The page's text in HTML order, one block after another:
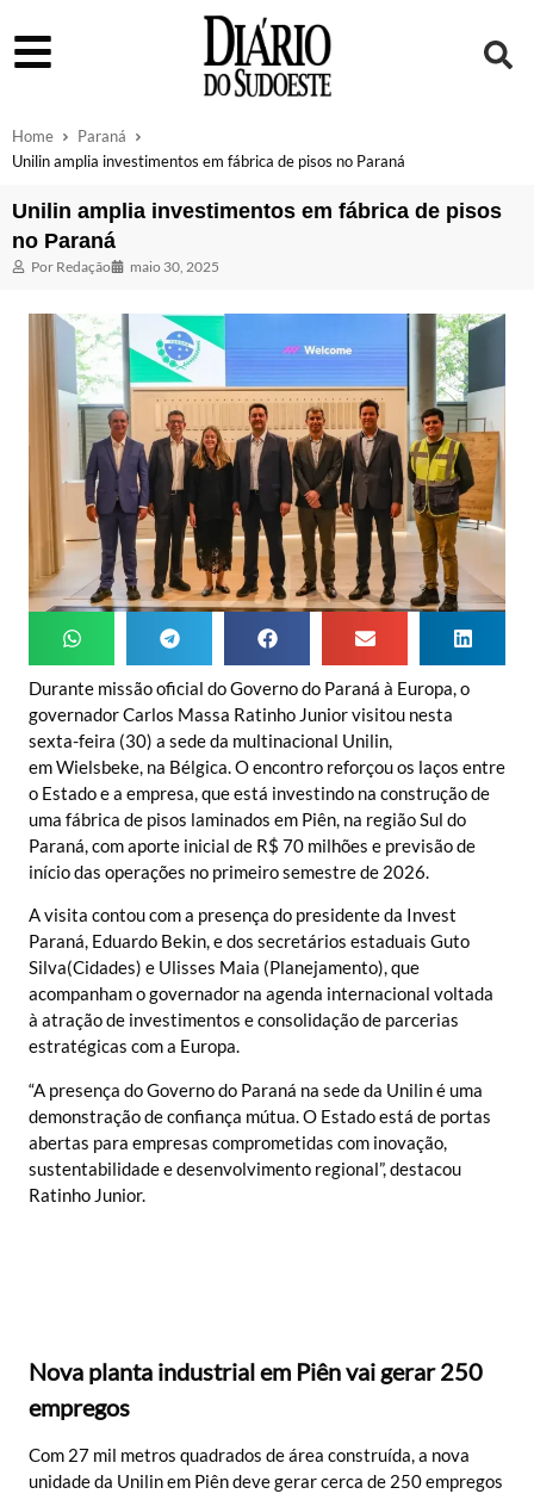
Home
Paraná
Unilin amplia investimentos em fábrica de pisos no Paraná
Unilin amplia investimentos em fábrica de pisos
no Paraná
Por Redação maio 30, 2025
Durante missão oficial do Governo do Paraná à Europa, o
governador Carlos Massa Ratinho Junior visitou nesta
sexta-feira (30) a sede da multinacional Unilin,
em Wielsbeke, na Bélgica. O encontro reforçou os laços entre
o Estado e a empresa, que está investindo na construção de
uma fábrica de pisos laminados em Piên, na região Sul do
Paraná, com aporte inicial de R$ 70 milhões e previsão de
início das operações no primeiro semestre de 2026.
A visita contou com a presença do presidente da Invest
Paraná, Eduardo Bekin, e dos secretários estaduais Guto
Silva(Cidades) e Ulisses Maia (Planejamento), que
acompanham o governador na agenda internacional voltada
à atração de investimentos e consolidação de parcerias
estratégicas com a Europa.
“A presença do Governo do Paraná na sede da Unilin é uma
demonstração de confiança mútua. O Estado está de portas
abertas para empresas comprometidas com inovação,
sustentabilidade e desenvolvimento regional”, destacou
Ratinho Junior.
Nova planta industrial em Piên vai gerar 250
empregos
Com 27 mil metros quadrados de área construída, a nova
unidade da Unilin em Piên deve gerar cerca de 250 empregos